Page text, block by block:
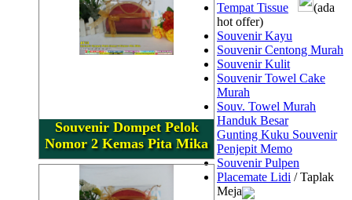
Souvenir Dompet Pelok
Nomor 2 Kemas Pita Mika
Tempat Tissue
(ada
hot offer)
Souvenir Kayu
Souvenir Centong Murah
Souvenir Kulit
Souvenir Towel Cake
Murah
Souv. Towel Murah
Handuk Besar
Gunting Kuku Souvenir
Penjepit Memo
Souvenir Pulpen
Placemate Lidi / Taplak
Meja